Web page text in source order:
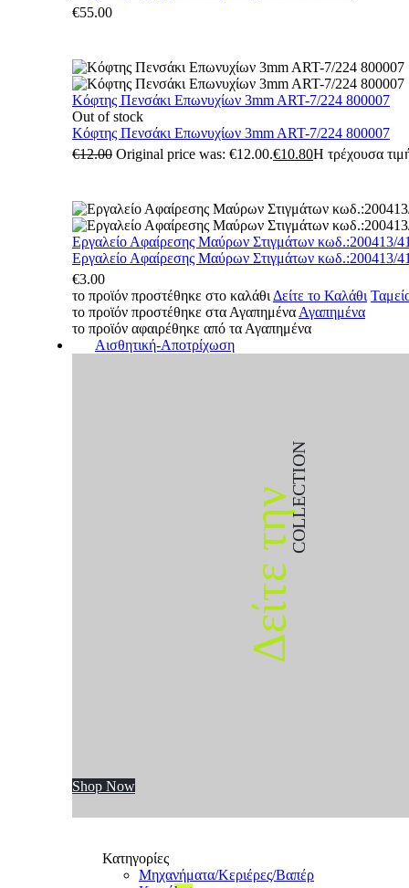
€55.00
Κόφτης Πενσάκι Επωνυχίων 3mm ART-7/224 800007
Out of stock
Κόφτης Πενσάκι Επωνυχίων 3mm ART-7/224 800007
€12.00 Original price was: €12.00.€10.80Η τρέχουσα
Εργαλείο Αφαίρεσης Μαύρων Στιγμάτων κωδ.:200413/
Εργαλείο Αφαίρεσης Μαύρων Στιγμάτων κωδ.:200413/
€3.00
το προϊόν προστέθηκε στο καλάθι Δείτε το Καλάθι
το προϊόν προστέθηκε στα Αγαπημένα Αγαπημένα
το προϊόν αφαιρέθηκε από τα Αγαπημένα
Αισθητική-Αποτρίχωση
Δείτε τηνCOLLECTION
Shop Now
Κατηγορίες
Μηχανήματα/Κεριέρες/Βαπέρ